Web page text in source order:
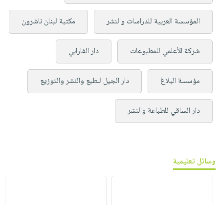
المؤسسة العربية للدراسات والنشر مكتبة لبنان ناشرون
شركة الأعلمي للمطبوعات دار الفارابي
مؤسسة البلاغ دار الجيل للطبع والنشر والتوزيع
دار الساقي للطباعة والنشر
وسائل تعليمية